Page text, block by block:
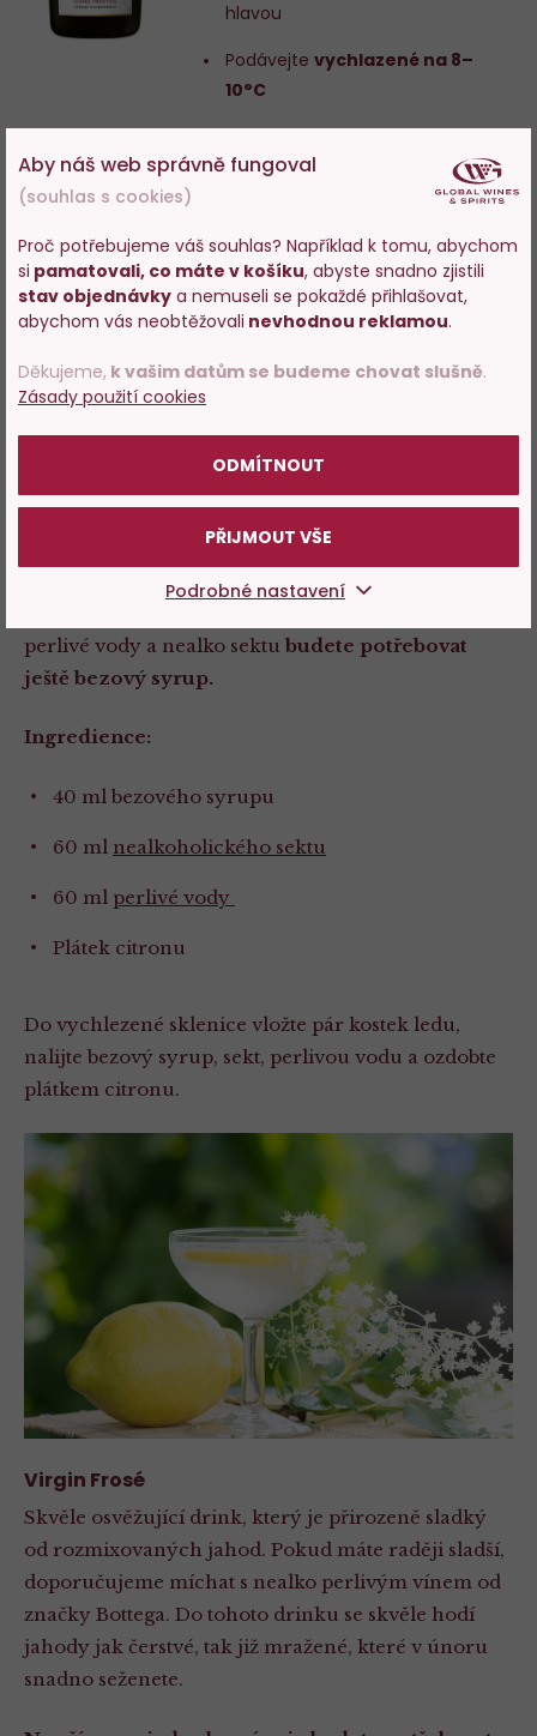
hlavou
Podávejtevychlazené na 8–
10°C
Věříme, že jste si v naší nabídcenealkoholických
vínnašli svého favorita, a že hravě nahradí sklenku
vína vždy, když budete potřebovat sáhnout po
nealko variantě. Zaskočit případně mohou i naše
značkovévody Acqua Panna
Nealkoholické koktejly
St-Germain Spritz
perlivé vody a nealko sektu budete potřebovat
ještě bezový syrup.
Ingredience:
40 ml bezového syrupu
60 ml nealkoholického sektu
60 ml perlivé vody
Plátek citronu
Do vychlezené sklenice vložte pár kostek ledu,
nalijte bezový syrup, sekt, perlivou vodu a ozdobte
plátkem citronu.
Virgin Frosé
Skvěle osvěžující drink, který je přirozeně sladký
od rozmixovaných jahod. Pokud máte raději sladší,
doporučujeme míchat s nealko perlivým vínem od
značky Bottega. Do tohoto drinku se skvěle hodí
jahody jak čerstvé, tak již mražené, které v únoru
snadno seženete.
Aby náš web správně fungoval
(souhlas s cookies)
Proč potřebujeme váš souhlas? Například k tomu, abychom
si pamatovali, co máte v košíku, abyste snadno zjistili
stav objednávky a nemuseli se pokaždé přihlašovat,
abychom vás neobtěžovali nevhodnou reklamou.
Děkujeme, k vašim datům se budeme chovat slušně.
Zásady použití cookies
ODMÍTNOUT
PŘIJMOUT VŠE
Podrobné nastavení
Vstupujete na stránky
s prodejem alkoholu. Prosím